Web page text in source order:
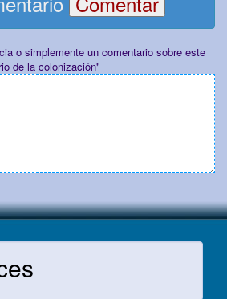
o simplemente un comentario sobre este
de la colonización"